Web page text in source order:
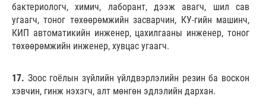
бактериологч, химич, лаборант, дээж авагч, шил сав
угаагч, тоног төхөөрөмжийн засварчин, КУ-гийн машинч,
КИП автоматикийн инженер, цахилгааны инженер, тоног
төхөөрөмжийн инженер, хувцас угаагч.
17. Зоос гоёлын зүйлийн үйлдвэрлэлийн резин ба воскон
хэвчин, гинж нэхэгч, алт мөнгөн эдлэлийн дархан.